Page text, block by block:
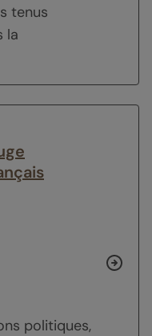
tenus
la
politiques,